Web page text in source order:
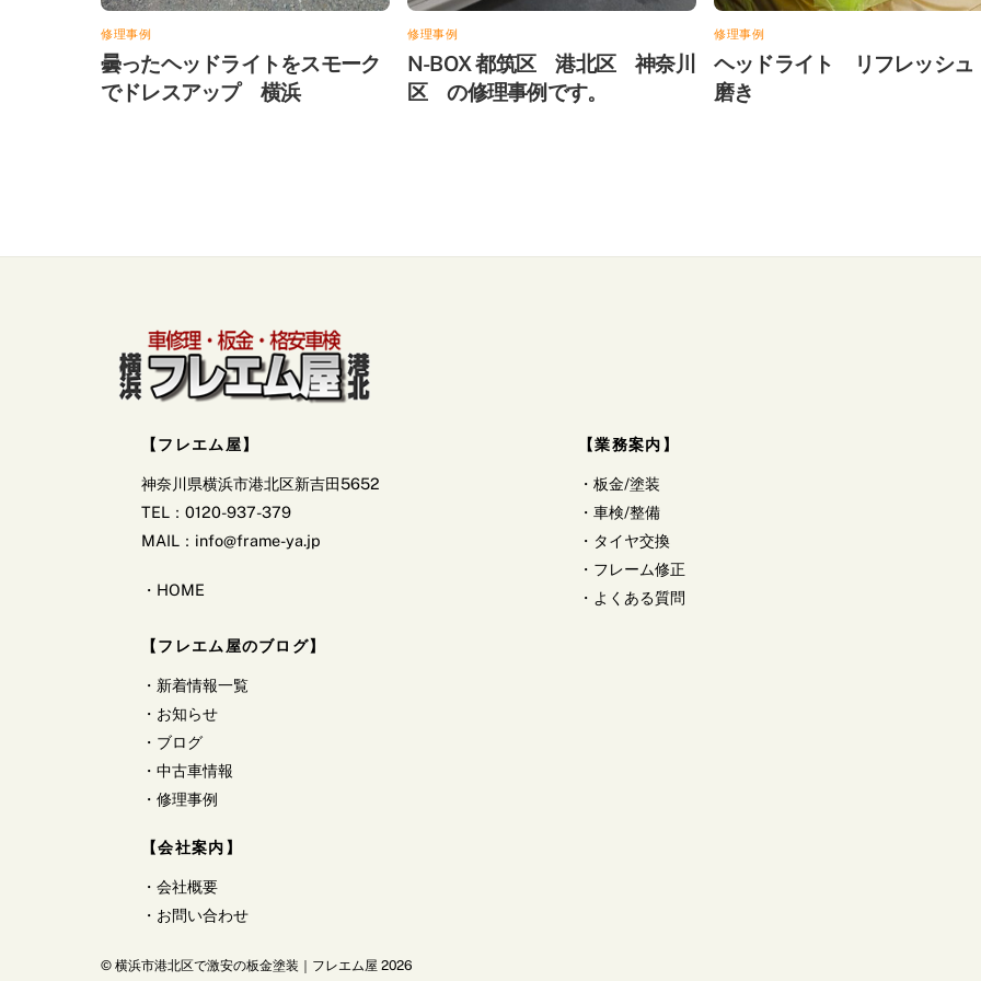
修理事例
曇ったヘッドライトをスモーク
でドレスアップ 横浜
修理事例
N-BOX 都筑区 港北区 神奈川
区 の修理事例です。
修理事例
ヘッドライト リフレッシ
磨き
【フレエム屋】
神奈川県横浜市港北区新吉田5652
TEL：0120-937-379
MAIL：info@frame-ya.jp
・ HOME
【業務案内】
・板金/塗装
・車検/整備
・ タイヤ交換
・ フレーム修正
・ よくある質問
【フレエム屋のブログ】
・ 新着情報一覧
・ お知らせ
・ ブログ
・中古車情報
・修理事例
【会社案内】
・会社概要
・ お問い合わせ
© 横浜市港北区で激安の板金塗装｜フレエム屋 2026